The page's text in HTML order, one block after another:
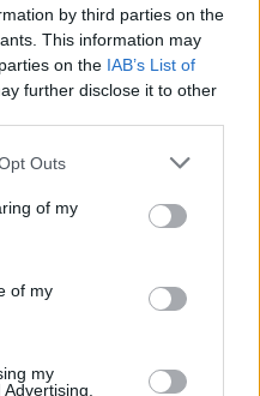
by third parties on the
This information may
on the IAB’s List of
further disclose it to other
Outs
of my
of my
my